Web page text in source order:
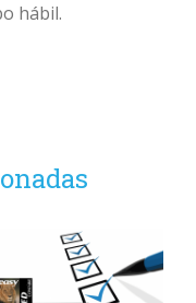
hábil.